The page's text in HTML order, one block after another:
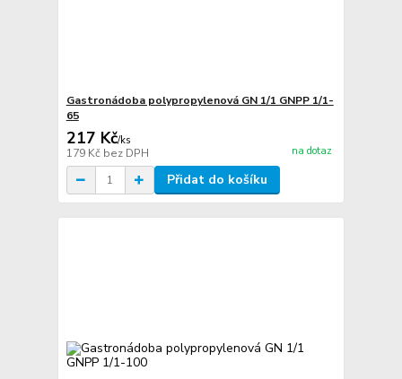
Gastronádoba polypropylenová GN 1/1 GNPP 1/1-
65
217 Kč/ks
179 Kč bez DPH na dotaz
Přidat do košíku